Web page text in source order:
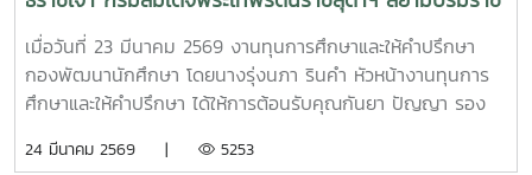
พยาบาล คณะพยาบาลศาสตร์ ณ ณ ห้องบอลรูม โรงแรมแรม
แบรนดท์ กรุงเทพมหานคร
กุมารี ประจำปีการศึกษา 2568
เมื่อวันที่ 23 มีนาคม 2569 งานทุนการศึกษาและให้คำปรึกษา
กองพัฒนานักศึกษา โดยนางรุ่งนภา รินคำ หัวหน้างานทุนการ
ศึกษาและให้คำปรึกษา ได้ให้การต้อนรับคุณกันยา ปัญญา รอง
ตรวจเยี่ยมนักเรียนในพระราชานุเคราะห์ สมเด็จพระกนิษฐาธิราช
24 มีนาคม 2569 | 5253